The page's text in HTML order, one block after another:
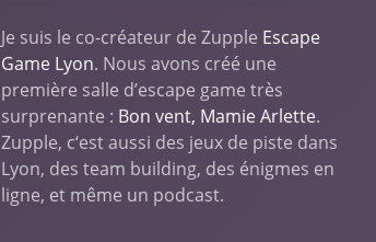
Je suis le co-créateur de Zupple Escape
Game Lyon. Nous avons créé une
première salle d’escape game très
surprenante : Bon vent, Mamie Arlette.
Zupple, c‘est aussi des jeux de piste dans
Lyon, des team building, des énigmes en
ligne, et même un podcast.